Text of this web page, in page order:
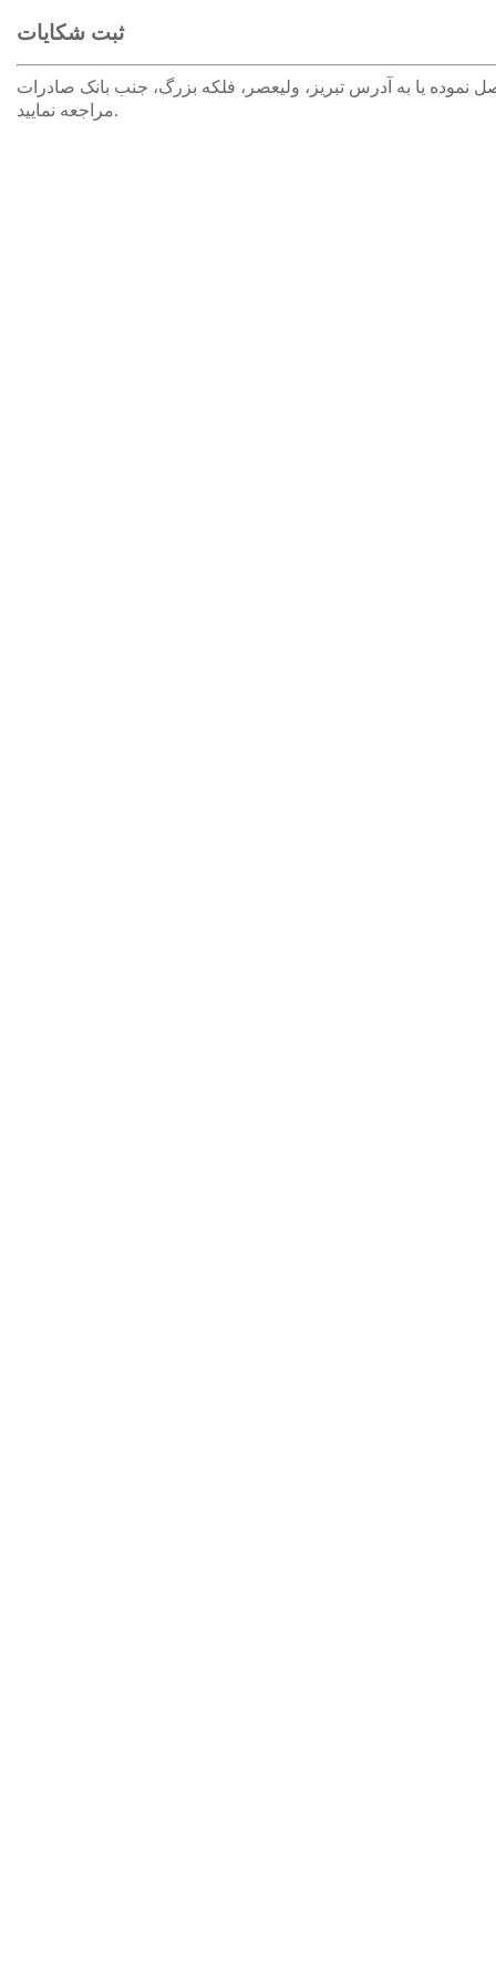
ثبت شکایات
لطفا با شماره تلفن 33333177 (041) تماس حاصل نموده یا به آدرس تبريز، وليعصر، فلکه بزرگ، جنب بانک صادرات
مراجعه نمایید.